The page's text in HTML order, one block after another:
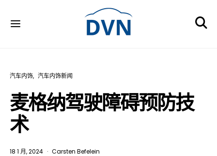
汽车内饰 汽车内饰新闻
麦格纳驾驶障碍预防技
术
18 1 月, 2024 Carsten Befelein